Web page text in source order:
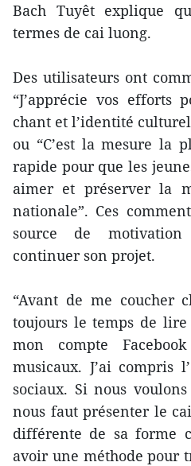
Bach Tuyêt explique
termes de cai luong.
Des utilisateurs ont
“J’apprécie vos efforts
chant et l’identité
ou “C’est la mesure la
rapide pour que les
aimer et préserver la
nationale”. Ces
source de
continuer son projet.
“Avant de me coucher
toujours le temps de
mon compte
musicaux. J’ai compris
sociaux. Si nous
nous faut présenter le
différente de sa forme
avoir une méthode pour